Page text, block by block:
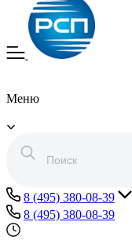
Меню
8 (495) 380-08-39
8 (495) 380-08-39